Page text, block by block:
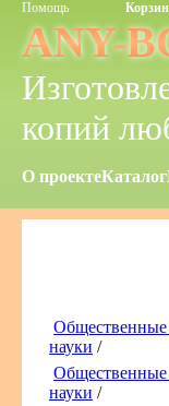
Помощь
ANY-
копий
О проектеКаталог
Общественные
науки /
Общественные
науки /